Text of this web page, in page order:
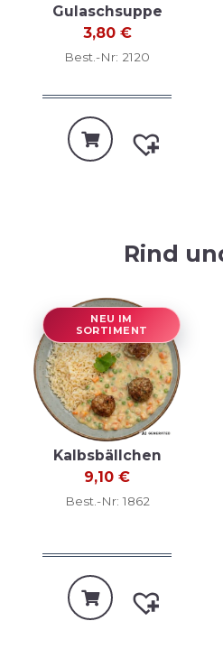
Gulaschsuppe
3,80 €
Best.-Nr: 2120
Rind
NEU IM
SORTIMENT
Kalbsbällchen
9,10 €
Best.-Nr: 1862